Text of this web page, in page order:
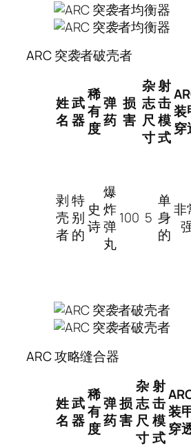
ARC 突袭者破壳者
姓
名
武
器
稀
有
度
弹
药
损
害
杂
志
尺
寸
射
击
模
式
装
穿
剥
壳
者
特
别
的
史
诗
爆
炸
弹
丸
100 5
单
身
的
非
ARC 攻略缝合器
姓
名
武
器
稀
有
度
弹
药
损
害
杂
志
尺
寸
射
击
模
式
装
穿